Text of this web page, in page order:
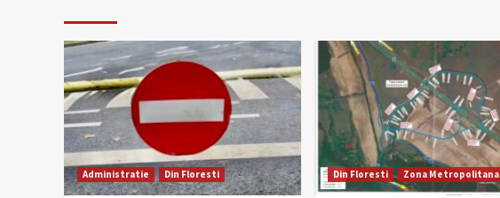
Administratie Din Floresti Din Floresti Zona Metropolitana